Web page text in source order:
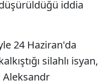
iddia
24 Haziran'da
silahlı isyan,
Aleksandr